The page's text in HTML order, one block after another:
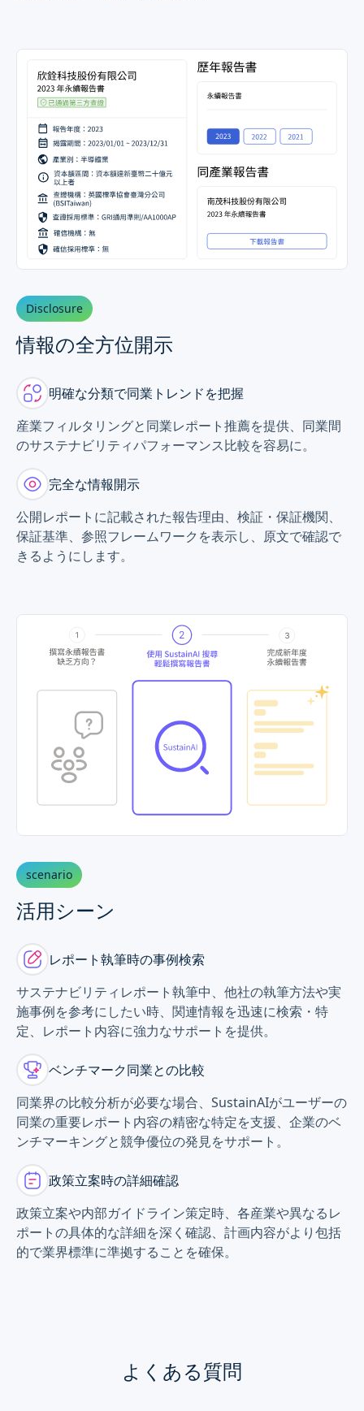
Disclosure
情報の全方位開示
明確な分類で同業トレンドを把握
産業フィルタリングと同業レポート推薦を提供、同業間
のサステナビリティパフォーマンス比較を容易に。
完全な情報開示
公開レポートに記載された報告理由、検証・保証機関、
保証基準、参照フレームワークを表示し、原文で確認で
きるようにします。
scenario
活用シーン
レポート執筆時の事例検索
サステナビリティレポート執筆中、他社の執筆方法や実
施事例を参考にしたい時、関連情報を迅速に検索・特
定、レポート内容に強力なサポートを提供。
ベンチマーク同業との比較
同業界の比較分析が必要な場合、SustainAIがユーザーの
同業の重要レポート内容の精密な特定を支援、企業のベ
ンチマーキングと競争優位の発見をサポート。
政策立案時の詳細確認
政策立案や内部ガイドライン策定時、各産業や異なるレ
ポートの具体的な詳細を深く確認、計画内容がより包括
的で業界標準に準拠することを確保。
よくある質問